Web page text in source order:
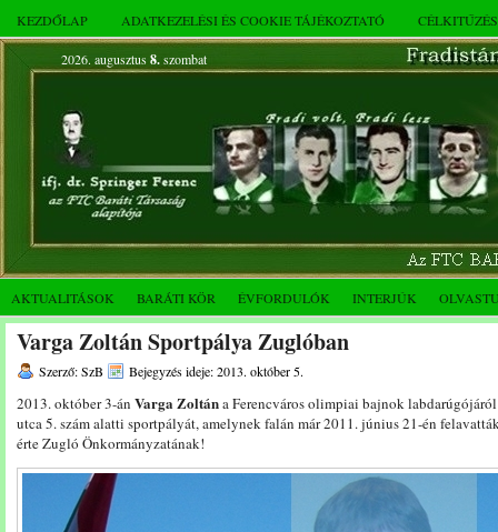
KEZDŐLAP ADATKEZELÉSI ÉS COOKIE TÁJÉKOZTATÓ
2026. augusztus 8.szombat
AKTUALITÁSOK BARÁTI KÖR ÉVFORDULÓK INTERJÚK
Varga Zoltán Sportpálya Zuglóban
Szerző: SzB Bejegyzés ideje: 2013. október 5.
2013. október 3-án Varga Zoltána Ferencváros olimpiai bajnok
utca 5. szám alatti sportpályát, amelynek falán már 2011. június 21-én
érte Zugló Önkormányzatának!